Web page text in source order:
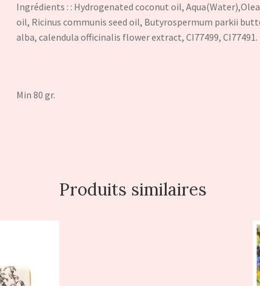
Ingrédients : : Hydrogenated coconut oil,
oil, Ricinus communis seed oil, Butyrospermum parkii
alba, calendula officinalis flower extract, CI77499, CI77491.
Min 80 gr.
Produits similaires